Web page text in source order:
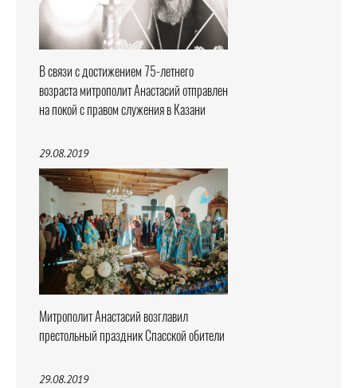
В связи с достижением 75-летнего
возраста митрополит Анастасий отправлен
на покой с правом служения в Казани
29.08.2019
Митрополит Анастасий возглавил
престольный праздник Спасской обители
29.08.2019